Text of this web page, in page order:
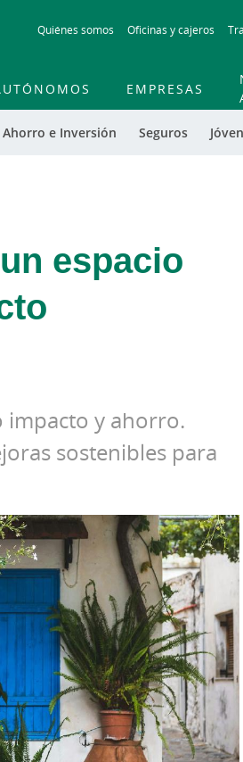
to
Quiénes somos Oficinas y cajeros
Ahorro e Inversión Seguros
EMPRESAS
espacio
impacto y ahorro.
sostenibles para